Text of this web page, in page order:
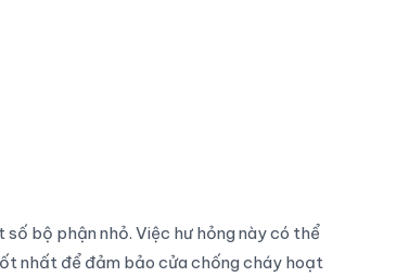
bộ phận nhỏ. Việc hư hỏng này có thể
nhất để đảm bảo cửa chống cháy hoạt